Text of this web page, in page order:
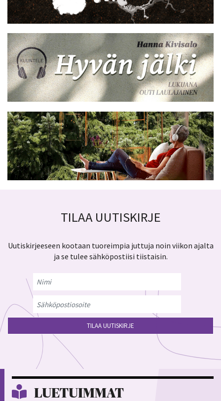
TILAA UUTISKIRJE
Uutiskirjeeseen kootaan tuoreimpia juttuja noin viikon ajalta
ja se tulee sähköpostiisi tiistaisin.
LUETUIMMAT